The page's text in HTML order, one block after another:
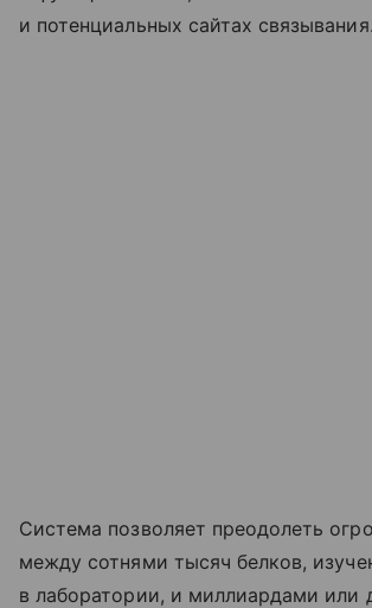
и потенциальных сайтах связывания.
Система позволяет преодолеть
между сотнями тысяч белков,
в лаборатории, и миллиардами или